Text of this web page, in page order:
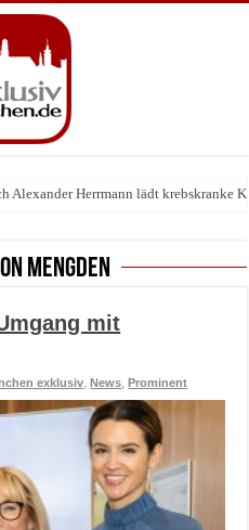
Alexander Herrmann lädt krebskranke
der Lingerie-Branche wurde
mengden
mit
exklusiv ,News ,Prominent